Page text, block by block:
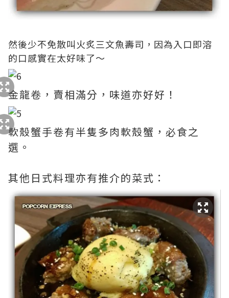
然後少不免散叫火炙三文魚壽司，因為入口即溶
的口感實在太好味了～
金龍卷，賣相滿分，味道亦好好！
軟殼蟹手卷有半隻多肉軟殼蟹，必食之
選。
其他日式料理亦有推介的菜式：